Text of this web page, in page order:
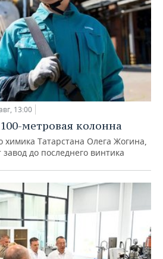
13:00
метровая колонна
химика Татарстана Олега Жогина,
до последнего винтика